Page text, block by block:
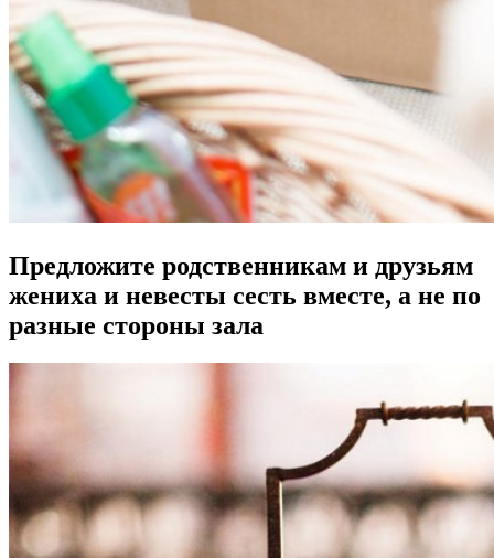
Предложите родственникам и друзьям
жениха и невесты сесть вместе, а не по
разные стороны зала